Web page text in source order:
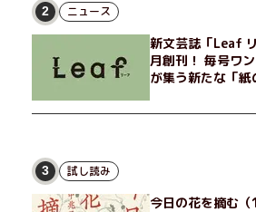
げたり、部屋でふたりだけの「台湾映画
独身、幼なじみの変わらぬ友情とささや
2 ニュース
新文芸誌「Leaf
月創刊！ 毎号ワ
が集う新たな「
3 試し読み
今日の花を摘む（